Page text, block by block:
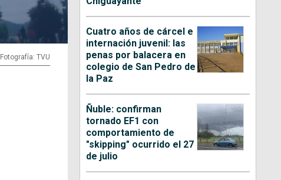
Fotografía: TVU
Cuatro años de cárcel e
internación juvenil: las
penas por balacera en
colegio de San Pedro de
la Paz
Ñuble: confirman
tornado EF1 con
comportamiento de
"skipping" ocurrido el 27
de julio